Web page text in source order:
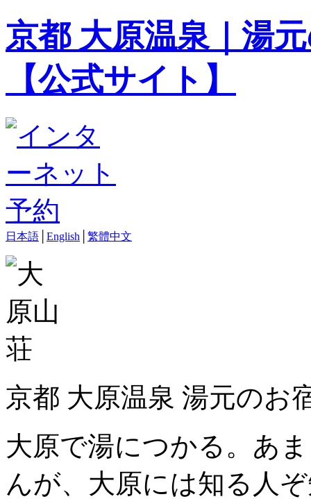
京都 大原温泉｜湯
【公式サイト】
日本語 English 繁體中文
京都 大原温泉 湯元の
大原で湯につかる。あ
んが、大原には知る人